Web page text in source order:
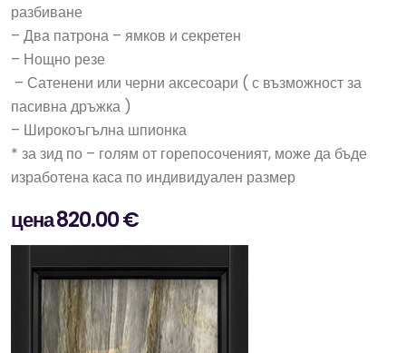
разбиване
– Два патрона – ямков и секретен
– Нощно резе
– Сатенени или черни аксесоари ( с възможност за
пасивна дръжка )
– Широкоъгълна шпионка
* за зид по – голям от горепосоченият, може да бъде
изработена каса по индивидуален размер
цена 820.00 €